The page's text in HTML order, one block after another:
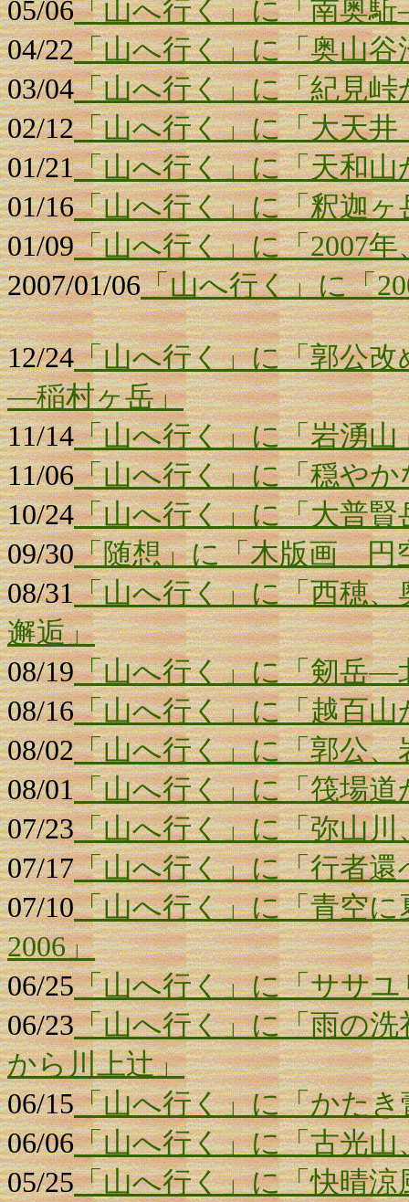
05/06「山へ行く」に「南奥
04/22「山へ行く」に「奥山
03/04「山へ行く」に「紀見
02/12「山へ行く」に「大天井
01/21「山へ行く」に「天和山
01/16「山へ行く」に「釈迦
01/09「山へ行く」に「2007
2007/01/06「山へ行く」に「
12/24「山へ行く」に「郭公
―稲村ヶ岳」
11/14「山へ行く」に「岩湧山
11/06「山へ行く」に「穏や
10/24「山へ行く」に「大普
09/30「随想」に「木版画 円
08/31「山へ行く」に「西穂
邂逅」
08/19「山へ行く」に「剱岳―
08/16「山へ行く」に「越百
08/02「山へ行く」に「郭公
08/01「山へ行く」に「筏場
07/23「山へ行く」に「弥山
07/17「山へ行く」に「行者還
07/10「山へ行く」に「青空
2006」
06/25「山へ行く」に「ササユ
06/23「山へ行く」に「雨の
から川上辻」
06/15「山へ行く」に「かた
06/06「山へ行く」に「古光
05/25「山へ行く」に「快晴